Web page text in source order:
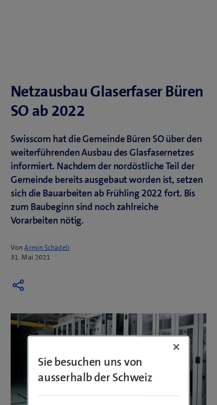
Netzausbau Glaserfaser Büren
SO ab 2022
Swisscom hat die Gemeinde Büren SO über den
weiterführenden Ausbau des Glasfasernetzes
informiert. Nachdem der nordöstliche Teil der
Gemeinde bereits ausgebaut worden ist, setzen
sich die Bauarbeiten ab Frühling 2022 fort. Bis
zum Baubeginn sind noch zahlreiche
Vorarbeiten nötig.
VonArmin Schädeli
31. Mai 2021
Sie besuchen uns von
ausserhalb der Schweiz